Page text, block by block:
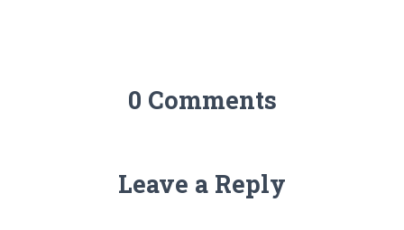
0 Comments
Leave a Reply